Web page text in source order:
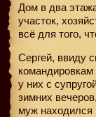
Дом в два
участок,
всё для того,
Сергей, ввиду
у них с
зимних
муж находился